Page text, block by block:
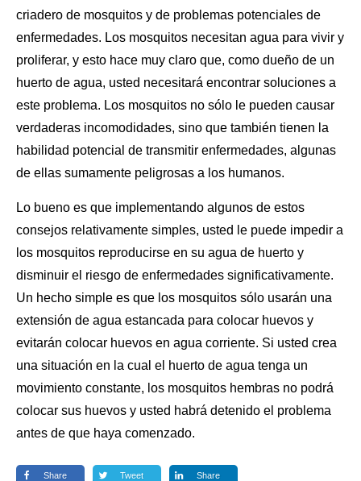
criadero de mosquitos y de problemas potenciales de
enfermedades. Los mosquitos necesitan agua para vivir y
proliferar, y esto hace muy claro que, como dueño de un
huerto de agua, usted necesitará encontrar soluciones a
este problema. Los mosquitos no sólo le pueden causar
verdaderas incomodidades, sino que también tienen la
habilidad potencial de transmitir enfermedades, algunas
de ellas sumamente peligrosas a los humanos.
Lo bueno es que implementando algunos de estos
consejos relativamente simples, usted le puede impedir a
los mosquitos reproducirse en su agua de huerto y
disminuir el riesgo de enfermedades significativamente.
Un hecho simple es que los mosquitos sólo usarán una
extensión de agua estancada para colocar huevos y
evitarán colocar huevos en agua corriente. Si usted crea
una situación en la cual el huerto de agua tenga un
movimiento constante, los mosquitos hembras no podrá
colocar sus huevos y usted habrá detenido el problema
antes de que haya comenzado.
Share Tweet Share